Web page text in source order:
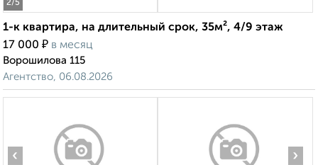
2/5
1-к квартира, на длительный срок, 35м², 4/9 этаж
17 000 ₽ в месяц
Ворошилова 115
Агентство, 06.08.2026
‹ ›